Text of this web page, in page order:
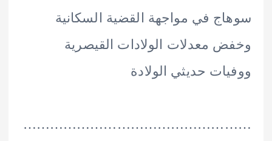
في مواجهة القضية السكانية
معدلات الولادات القيصرية
حديثي الولادة